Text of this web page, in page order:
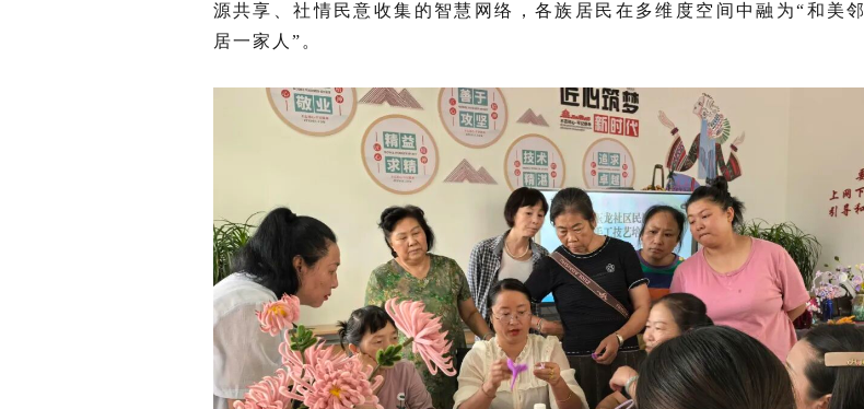
源共享、社情民意收集的智慧网络，各族居民在多维度空间中融为“和美邻
居一家人”。